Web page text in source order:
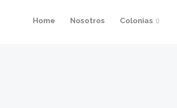
Home Nosotros Colonias